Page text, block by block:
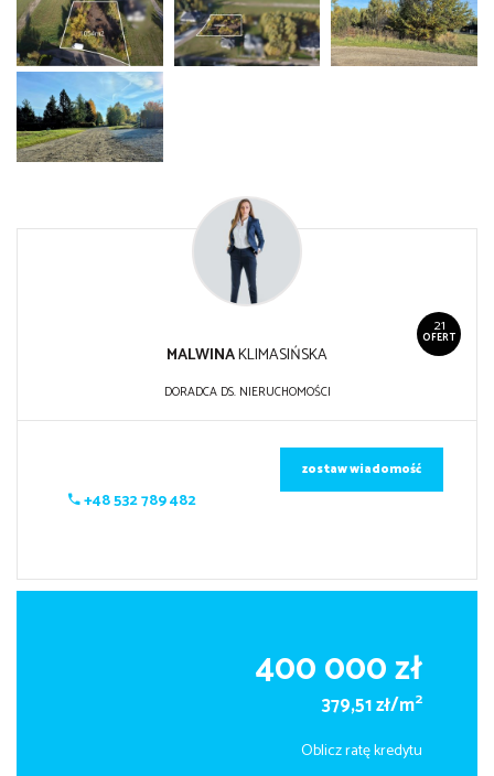
21
OFERT
MALWINAKLIMASIŃSKA
DORADCA DS. NIERUCHOMOŚCI
+48 532 789 482
zostaw wiadomość
400 000 zł
379,51 zł/m2
Oblicz ratę kredytu